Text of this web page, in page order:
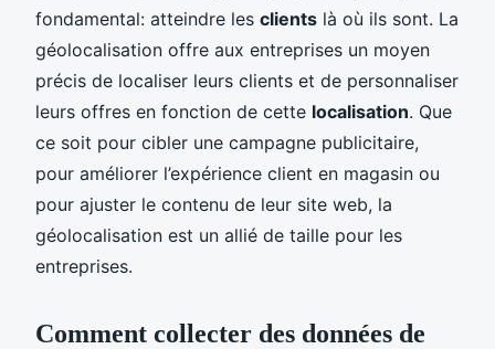
fondamental: atteindre les clients là où ils sont. La
géolocalisation offre aux entreprises un moyen
précis de localiser leurs clients et de personnaliser
leurs offres en fonction de cette localisation. Que
ce soit pour cibler une campagne publicitaire,
pour améliorer l’expérience client en magasin ou
pour ajuster le contenu de leur site web, la
géolocalisation est un allié de taille pour les
entreprises.
Comment collecter des données de